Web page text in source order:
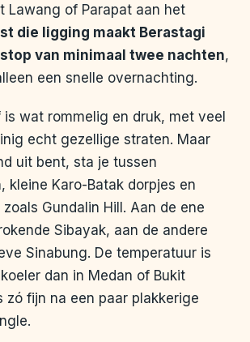
Lawang of Parapat aan het
die ligging maakt Berastagi
van minimaal twee nachten,
een snelle overnachting.
is wat rommelig en druk, met veel
echt gezellige straten. Maar
uit bent, sta je tussen
kleine Karo-Batak dorpjes en
Gundalin Hill. Aan de ene
Sibayak, aan de andere
Sinabung. De temperatuur is
dan in Medan of Bukit
zó fijn na een paar plakkerige